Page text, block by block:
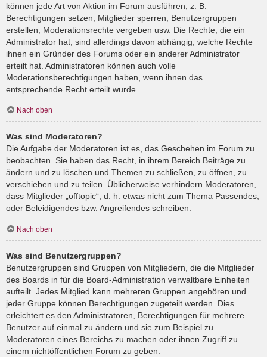
können jede Art von Aktion im Forum ausführen; z. B.
Berechtigungen setzen, Mitglieder sperren, Benutzergruppen
erstellen, Moderationsrechte vergeben usw. Die Rechte, die ein
Administrator hat, sind allerdings davon abhängig, welche Rechte
ihnen ein Gründer des Forums oder ein anderer Administrator
erteilt hat. Administratoren können auch volle
Moderationsberechtigungen haben, wenn ihnen das
entsprechende Recht erteilt wurde.
Nach oben
Was sind Moderatoren?
Die Aufgabe der Moderatoren ist es, das Geschehen im Forum zu
beobachten. Sie haben das Recht, in ihrem Bereich Beiträge zu
ändern und zu löschen und Themen zu schließen, zu öffnen, zu
verschieben und zu teilen. Üblicherweise verhindern Moderatoren,
dass Mitglieder „offtopic“, d. h. etwas nicht zum Thema Passendes,
oder Beleidigendes bzw. Angreifendes schreiben.
Nach oben
Was sind Benutzergruppen?
Benutzergruppen sind Gruppen von Mitgliedern, die die Mitglieder
des Boards in für die Board-Administration verwaltbare Einheiten
aufteilt. Jedes Mitglied kann mehreren Gruppen angehören und
jeder Gruppe können Berechtigungen zugeteilt werden. Dies
erleichtert es den Administratoren, Berechtigungen für mehrere
Benutzer auf einmal zu ändern und sie zum Beispiel zu
Moderatoren eines Bereichs zu machen oder ihnen Zugriff zu
einem nichtöffentlichen Forum zu geben.